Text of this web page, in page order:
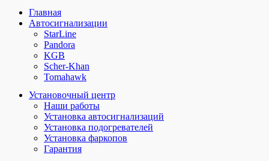
Главная
Автосигнализации
StarLine
Pandora
KGB
Scher-Khan
Tomahawk
Установочный центр
Наши работы
Установка автосигнализаций
Установка подогревателей
Установка фаркопов
Гарантия